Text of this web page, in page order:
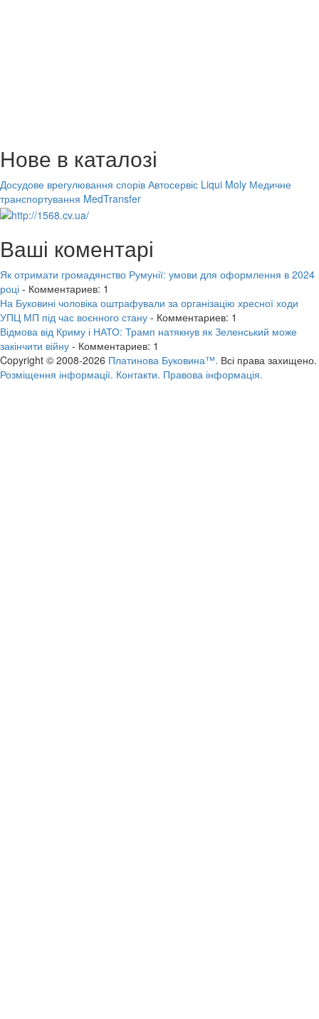
Нове в каталозі
Досудове врегулювання спорів Автосервіс Liqui Moly Медичне
транспортування MedTransfer
Ваші коментарі
Як отримати громадянство Румунії: умови для оформлення в 2024
році - Комментариев: 1
На Буковині чоловіка оштрафували за організацію хресної ходи
УПЦ МП під час воєнного стану - Комментариев: 1
Відмова від Криму і НАТО: Трамп натякнув як Зеленський може
закінчити війну - Комментариев: 1
Copyright © 2008-2026 Платинова Буковина™. Всі права захищено.
Розміщення інформації. Контакти. Правова інформація.